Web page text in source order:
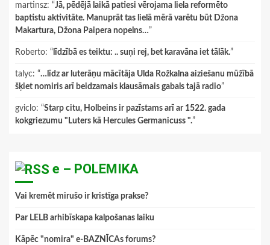
martinsz: “Jā, pēdējā laikā patiesi vērojama liela reformēto
baptistu aktivitāte. Manuprāt tas lielā mērā varētu būt Džona
Makartura, Džona Paipera nopelns…”
Roberto: “ līdzībā es teiktu: .. suņi rej, bet karavāna iet tālāk.”
talyc: “…līdz ar luterāņu mācītāja Ulda Rožkalna aiziešanu mūžībā
šķiet nomiris arī beidzamais klausāmais gabals tajā radio”
gviclo: “Starp citu, Holbeins ir pazīstams arī ar 1522. gada
kokgriezumu "Luters kā Hercules Germanicuss ".”
e – POLEMIKA
Vai kremēt mirušo ir kristīga prakse?
Par LELB arhibīskapa kalpošanas laiku
Kāpēc "nomira" e-BAZNĪCAs forums?